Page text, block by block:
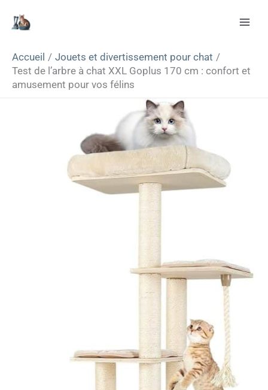
Accueil
Jouets et divertissement pour chat
Test de l’arbre à chat XXL Goplus 170 cm : confort et
amusement pour vos félins